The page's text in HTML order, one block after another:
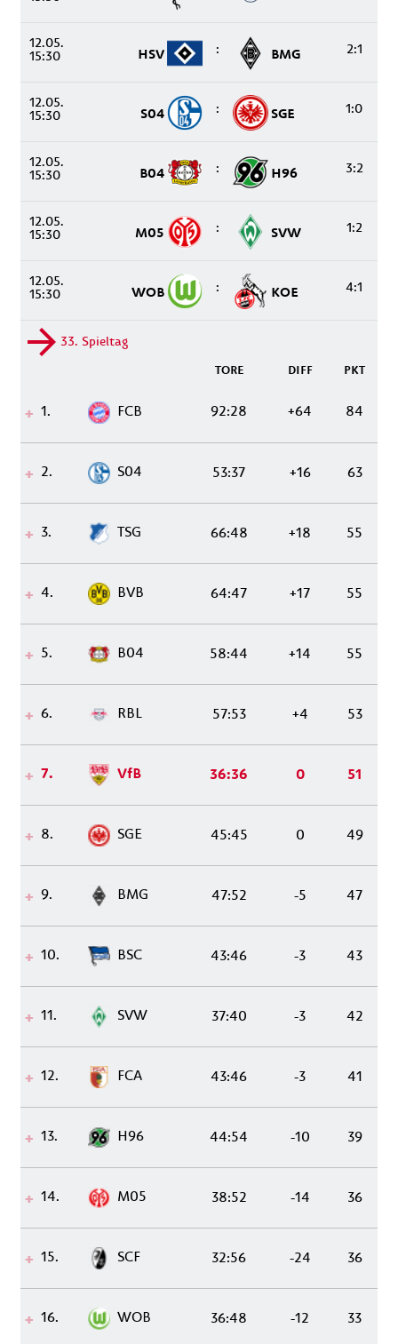
12.05.
15:30 HSV : BMG 2:1
12.05.
15:30 S04 : SGE 1:0
12.05.
15:30 B04 : H96 3:2
12.05.
15:30 M05 : SVW 1:2
12.05.
15:30 WOB : KOE 4:1
33. Spieltag
TORE DIFF PKT
1. FCB 92:28 +64 84
2. S04 53:37 +16 63
3. TSG 66:48 +18 55
4. BVB 64:47 +17 55
5. B04 58:44 +14 55
6. RBL 57:53 +4 53
7. VfB 36:36 0 51
8. SGE 45:45 0 49
9. BMG 47:52 -5 47
10. BSC 43:46 -3 43
11. SVW 37:40 -3 42
12. FCA 43:46 -3 41
13. H96 44:54 -10 39
14. M05 38:52 -14 36
15. SCF 32:56 -24 36
16. WOB 36:48 -12 33